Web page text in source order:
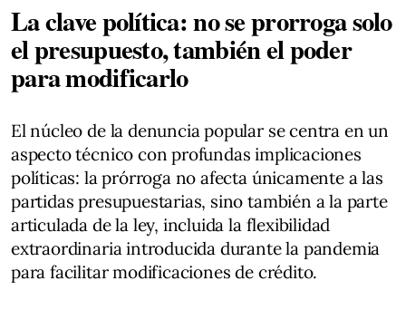
La clave política: no se prorroga solo
el presupuesto, también el poder
para modificarlo
El núcleo de la denuncia popular se centra en un
aspecto técnico con profundas implicaciones
políticas: la prórroga no afecta únicamente a las
partidas presupuestarias, sino también a la parte
articulada de la ley, incluida la flexibilidad
extraordinaria introducida durante la pandemia
para facilitar modificaciones de crédito.